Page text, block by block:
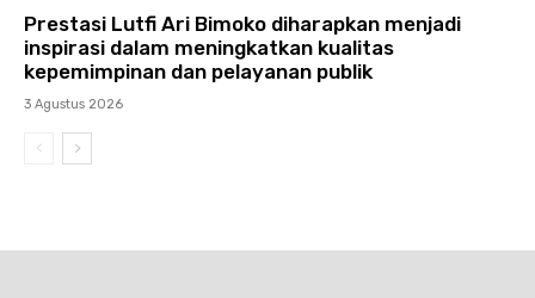
Prestasi Lutfi Ari Bimoko diharapkan menjadi
inspirasi dalam meningkatkan kualitas
kepemimpinan dan pelayanan publik
3 Agustus 2026